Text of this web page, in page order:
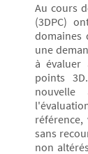
Au cours
(3DPC)
domaines
une
à évaluer
points
nouvelle
sans
non